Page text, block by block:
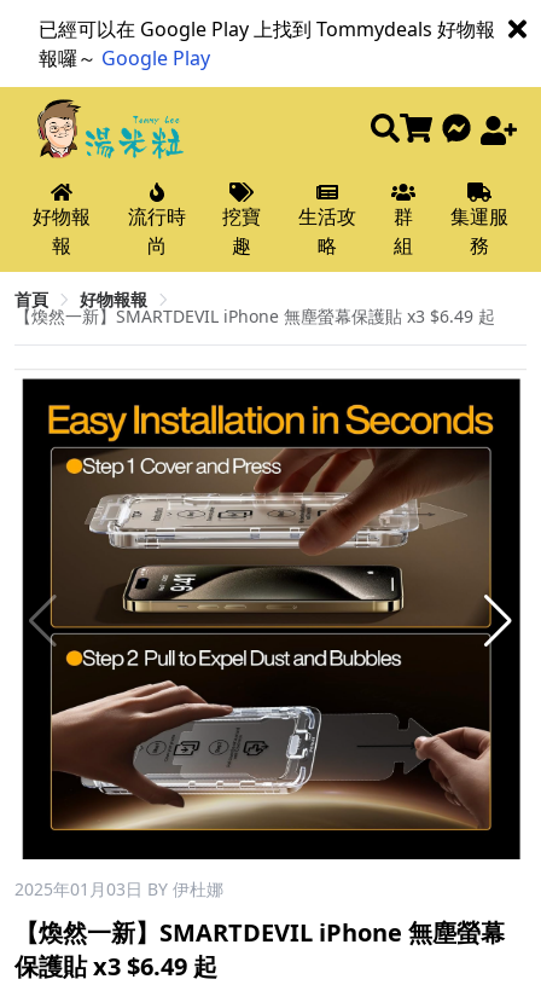
已經可以在 Google Play 上找到 Tommydeals 好物報
報囉～ Google Play
好物報
報
流行時
尚
挖寶
趣
生活攻
略
群
組
集運服
務
首頁 好物報報
【煥然一新】SMARTDEVIL iPhone 無塵螢幕保護貼 x3 $6.49 起
2025年01月03日 BY 伊杜娜
【煥然一新】SMARTDEVIL iPhone 無塵螢幕
保護貼 x3 $6.49 起